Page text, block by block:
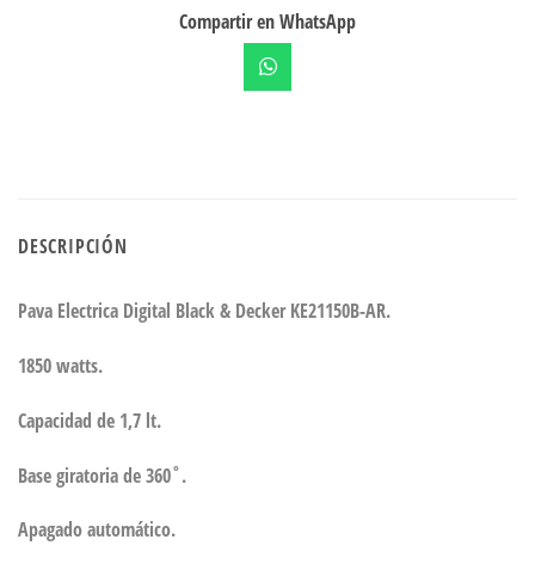
Compartir en WhatsApp
DESCRIPCIÓN
Pava Electrica Digital Black & Decker KE21150B-AR.
1850 watts.
Capacidad de 1,7 lt.
Base giratoria de 360˚.
Apagado automático.